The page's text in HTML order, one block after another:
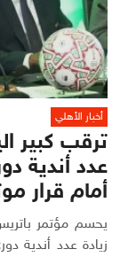
أخبار الأهلي
ترقب كبير
عدد أندية
أمام قرار
يحسم مؤتمر
زيادة عدد أندية